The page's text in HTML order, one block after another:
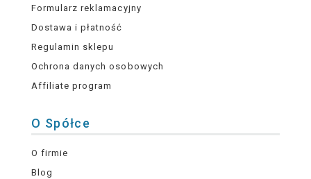
Formularz reklamacyjny
Dostawa i płatność
Regulamin sklepu
Ochrona danych osobowych
Affiliate program
O Spółce
O firmie
Blog